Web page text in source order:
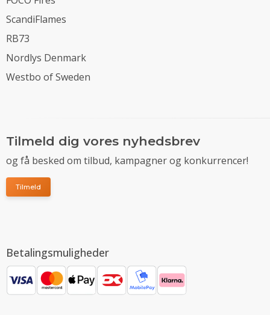
ScandiFlames
RB73
Nordlys Denmark
Westbo of Sweden
Tilmeld dig vores nyhedsbrev
og få besked om tilbud, kampagner og konkurrencer!
Tilmeld
Betalingsmuligheder